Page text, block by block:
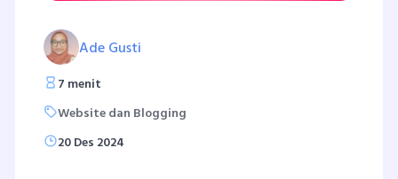
Ade Gusti
7 menit
Website dan Blogging
20 Des 2024